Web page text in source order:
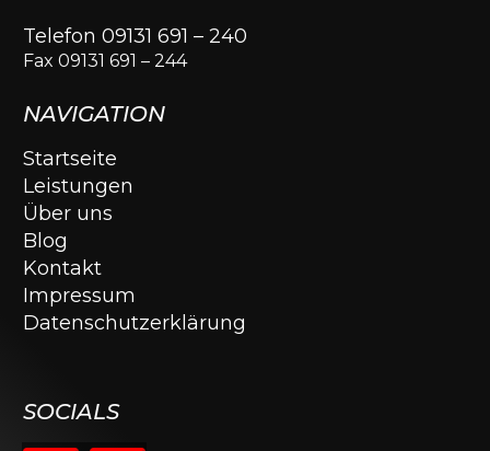
Telefon 09131 691 – 240
Fax 09131 691 – 244
NAVIGATION
Startseite
Leistungen
Über uns
Blog
Kontakt
Impressum
Datenschutzerklärung
SOCIALS